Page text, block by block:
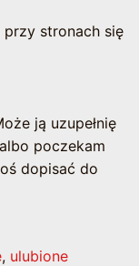
przy stronach się
ją uzupełnię
poczekam
dopisać do
, ulubione